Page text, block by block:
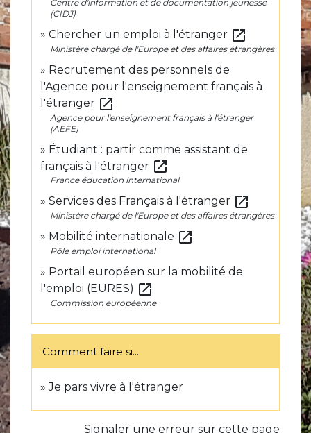
Centre d'information et de documentation jeunesse
(CIDJ)
Chercher un emploi à l'étranger open_in_new
Ministère chargé de l'Europe et des affaires étrangères
Recrutement des personnels de
l'Agence pour l'enseignement français à
l'étranger open_in_new
Agence pour l'enseignement français à l'étranger
(AEFE)
Étudiant : partir comme assistant de
français à l'étranger open_in_new
France éducation international
Services des Français à l'étranger open_in_new
Ministère chargé de l'Europe et des affaires étrangères
Mobilité internationale open_in_new
Pôle emploi international
Portail européen sur la mobilité de
l'emploi (EURES) open_in_new
Commission européenne
Comment faire si...
Je pars vivre à l'étranger
Signaler une erreur sur cette page